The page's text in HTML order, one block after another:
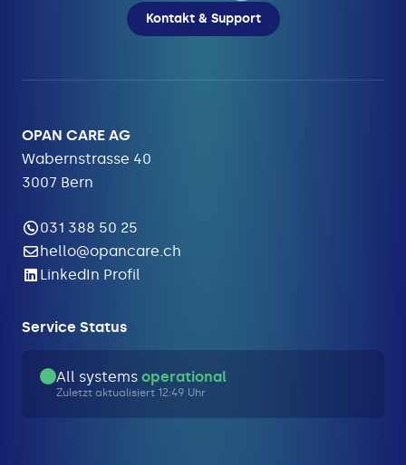
Kontakt & Support
OPAN CARE AG
Wabernstrasse 40
3007 Bern
031 388 50 25
hello@opancare.ch
LinkedIn Profil
Service Status
All systems operational
Zuletzt aktualisiert 12:49 Uhr